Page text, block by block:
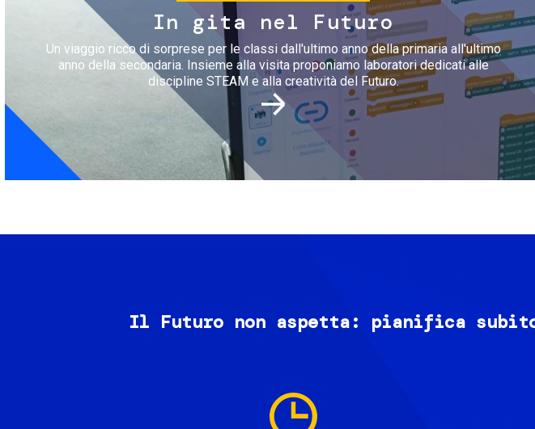
In gita nel Futuro
Un viaggio ricco di sorprese per le classi dall'ultimo anno della primaria all'ultimo
anno della secondaria. Insieme alla visita proponiamo laboratori dedicati alle
discipline STEAM e alla creatività del Futuro.
Il Futuro non aspetta: pianifica